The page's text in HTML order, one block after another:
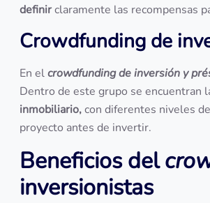
definirclaramente las recompensas
Crowdfunding de
En elcrowdfunding de inversión y
Dentro de este grupo se encuentran
inmobiliario,con diferentes niveles
proyecto antes de invertir.
Beneficios del
inversionistas